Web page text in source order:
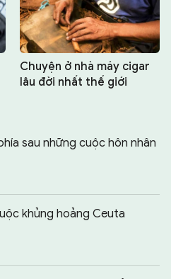
Chuyện ở nhà máy cigar
lâu đời nhất thế giới
sau những cuộc hôn nhân
khủng hoảng Ceuta